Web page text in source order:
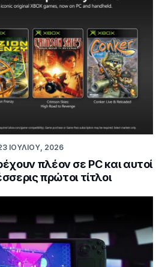
ΙΟΥΛΊΟΥ, 2026
πλέον σε PC και αυτοί
πρώτοι τίτλοι